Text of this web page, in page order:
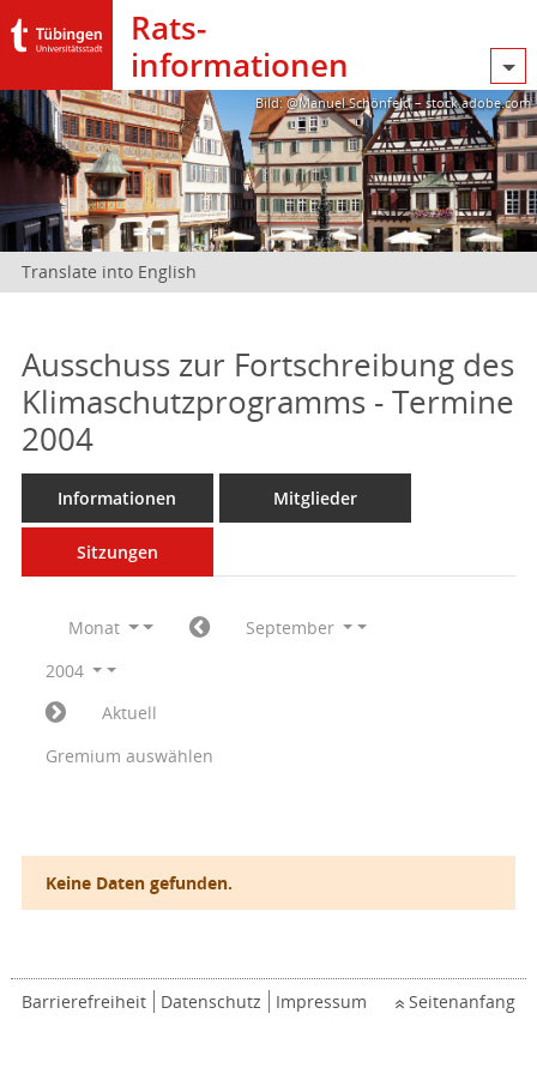
Rats­
informationen
Bild: @Manuel Schönfeld – stock.adobe.com
Translate into English
Ausschuss zur Fortschreibung des
Klimaschutzprogramms - Termine
2004
Informationen Mitglieder
Sitzungen
Monat
September
2004
Aktuell
Gremium auswählen
Keine Daten gefunden.
Barrierefreiheit Datenschutz Impressum Seitenanfang